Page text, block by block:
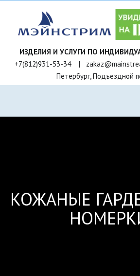
+7(812)931-53-34    |
Петербург, Подъездной
КОЖАНЫЕ